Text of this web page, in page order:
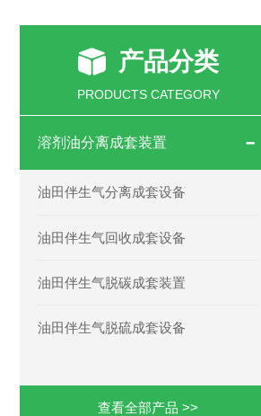
产品分类
PRODUCTS CATEGORY
溶剂油分离成套装置
油田伴生气分离成套设备
油田伴生气回收成套设备
油田伴生气脱碳成套装置
油田伴生气脱硫成套设备
查看全部产品 >>